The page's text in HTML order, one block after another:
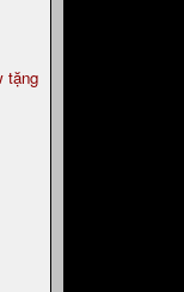
tặng